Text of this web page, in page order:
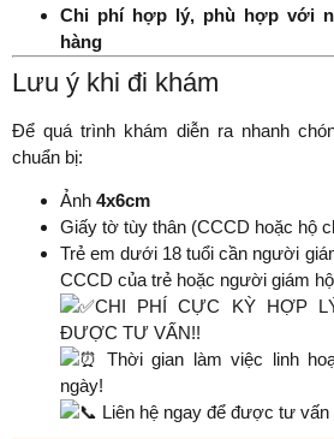
Chi phí hợp lý, phù hợp với
hàng
Lưu ý khi đi khám
Để quá trình khám diễn ra nhanh
chuẩn bị:
Ảnh 4x6cm
Giấy tờ tùy thân (CCCD hoặc hộ
Trẻ em dưới 18 tuổi cần người
CCCD của trẻ hoặc người giám
CHI PHÍ CỰC KỲ HỢP
ĐƯỢC TƯ VẤN!!
Thời gian làm việc linh
ngày!
Liên hệ ngay để được tư vấn